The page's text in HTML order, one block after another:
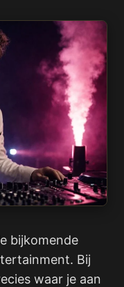
bijkomende
Bij
waar je aan